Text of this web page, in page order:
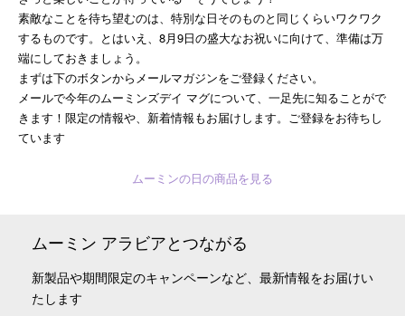
素敵なことを待ち望むのは、特別な日そのものと同じくらいワクワク
するものです。とはいえ、8月9日の盛大なお祝いに向けて、準備は万
端にしておきましょう。
まずは下のボタンからメールマガジンをご登録ください。
メールで今年のムーミンズデイ マグについて、一足先に知ることがで
きます！限定の情報や、新着情報もお届けします。ご登録をお待ちし
ています
ムーミンの日の商品を見る
ムーミン アラビアとつながる
新製品や期間限定のキャンペーンなど、最新情報をお届けい
たします